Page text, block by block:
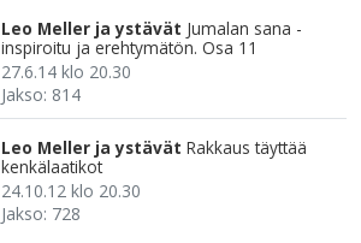
Leo Meller ja ystävät Jumalan sana -
inspiroitu ja erehtymätön. Osa 11
27.6.14 klo 20.30
Jakso: 814
Leo Meller ja ystävät Rakkaus täyttää
kenkälaatikot
24.10.12 klo 20.30
Jakso: 728